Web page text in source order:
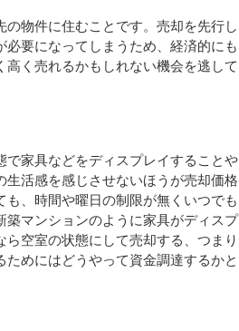
物件に住むことです。売却を先行し
要になってしまうため、経済的にも
く売れるかもしれない機会を逃して
家具などをディスプレイすることや
活感を感じさせないほうが売却価格
、時間や曜日の制限が無くいつでも
マンションのように家具がディスプ
空室の状態にして売却する、つまり
めにはどうやって資金調達するかと